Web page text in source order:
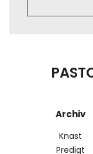
Archiv
Knast
Predigt